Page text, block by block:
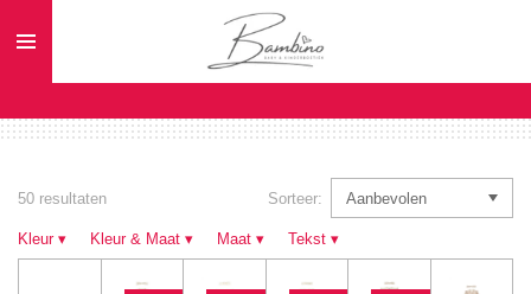
direct
hoofdinhoud
50 resultaten Sorteer:
Kleur ▾ Kleur & Maat ▾ Maat ▾ Tekst ▾